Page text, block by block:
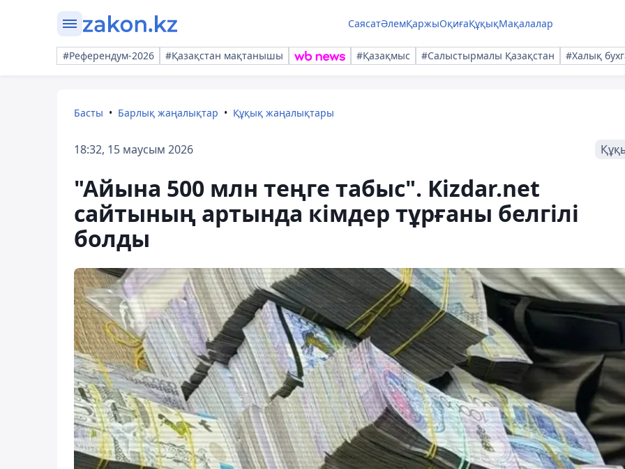
СаясатӘлемҚаржыОқиғаҚұқықМақалалар
#Референдум-2026 #Қазақстан мақтанышы #Қазақмыс #Салыстырмалы Қазақстан #Халық
Басты Барлық жаңалықтар Құқық жаңалықтары
18:32, 15 маусым 2026
"Айына 500 млн теңге табыс". Kizdar.net
сайтының артында кімдер тұрғаны белгілі
болды